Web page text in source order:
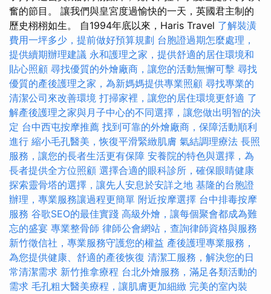
奮的節目。 讓我們與皇宮度過愉快的一天，英國君主制的
歷史栩栩如生。 自1994年底以來，Haris Travel 了解裝潢
費用一坪多少，提前做好預算規劃 台胞證過期怎麼處理，
提供續期辦理建議 永和護理之家，提供舒適的居住環境和
貼心照顧 尋找優質的外燴廠商，讓您的活動無懈可擊 尋找
優質的產後護理之家，為新媽媽提供專業照顧 尋找專業的
清潔公司來改善環境 打掃家裡，讓您的居住環境更舒適 了
解產後護理之家與月子中心的不同選擇，讓您做出明智的決
定 台中西屯按摩推薦 找到可靠的外燴廠商，保障活動順利
進行 縮小毛孔醫美，恢復平滑緊緻肌膚 氣結調理療法 長照
服務，讓您的長者生活更有保障 安養院的特色與選擇，為
長者提供全方位照顧 選擇合適的眼科診所，確保眼睛健康
探索靈骨塔的選擇，讓先人安息於安詳之地 基隆的台胞證
辦理，專業服務讓過程更簡單 附近按摩選擇 台中排毒按摩
服務 谷歌SEO的最佳實踐 高級外燴，讓每個聚會都成為難
忘的盛宴 專業整骨師 律師公會網站，查詢律師資格與服務
新竹徵信社，專業服務守護您的權益 產後護理專業服務，
為您提供健康、舒適的產後恢復 清潔工服務，解決您的日
常清潔需求 新竹推拿療程 台北外燴服務，滿足各類活動的
需求 毛孔粗大醫美療程，讓肌膚更加細緻 完美的室內裝